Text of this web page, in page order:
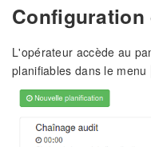
Configuration
L'opérateur accède au
planifiables dans le menu